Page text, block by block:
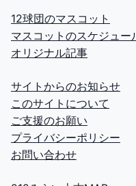
12球団のマスコット
マスコットのスケジュー
オリジナル記事
サイトからのお知らせ
このサイトについて
ご支援のお願い
プライバシーポリシー
お問い合わせ